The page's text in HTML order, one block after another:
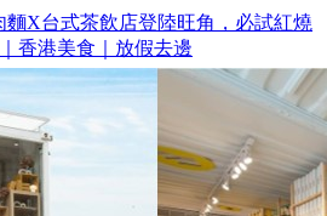
麵X台式茶飲店登陸旺角，必試紅燒
香港美食｜放假去邊